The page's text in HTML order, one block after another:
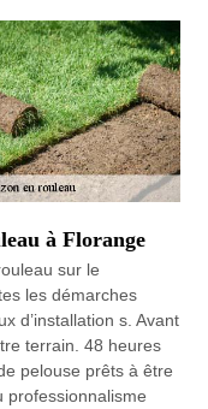
à Florange
sur le
les démarches
d’installation s. Avant
terrain. 48 heures
pelouse prêts à être
professionnalisme